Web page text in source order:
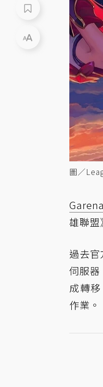
圖／
Garena
雄聯盟
過去
伺服
成轉
作業。